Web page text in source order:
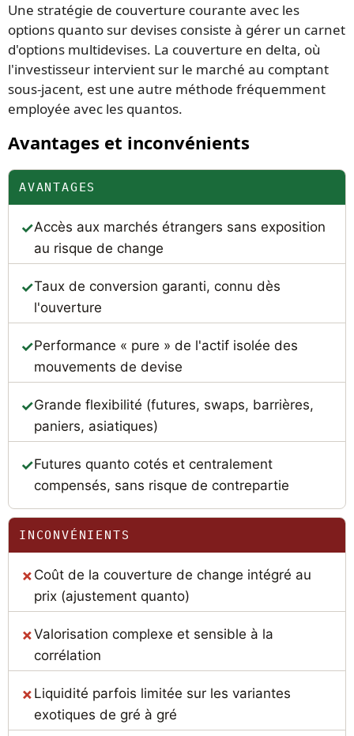
Une stratégie de couverture courante avec les
options quanto sur devises consiste à gérer un carnet
d'options multidevises. La couverture en delta, où
l'investisseur intervient sur le marché au comptant
sous-jacent, est une autre méthode fréquemment
employée avec les quantos.
Avantages et inconvénients
AVANTAGES
Accès aux marchés étrangers sans exposition
au risque de change
Taux de conversion garanti, connu dès
l'ouverture
Performance « pure » de l'actif isolée des
mouvements de devise
Grande flexibilité (futures, swaps, barrières,
paniers, asiatiques)
Futures quanto cotés et centralement
compensés, sans risque de contrepartie
INCONVÉNIENTS
Coût de la couverture de change intégré au
prix (ajustement quanto)
Valorisation complexe et sensible à la
corrélation
Liquidité parfois limitée sur les variantes
exotiques de gré à gré